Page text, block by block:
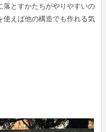
落とすかたちがやりやすいの
使えば他の構造でも作れる気